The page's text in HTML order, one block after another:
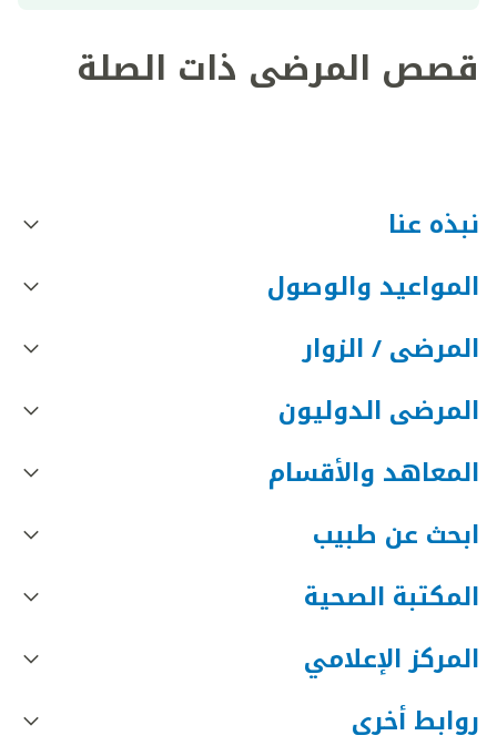
قصص المرضى ذات الصلة
نبذه عنا
المواعيد والوصول
المرضى / الزوار
المرضى الدوليون
المعاهد والأقسام
ابحث عن طبيب
المكتبة الصحية
المركز الإعلامي
روابط أخرى